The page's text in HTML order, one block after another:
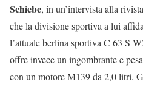
Schiebe, in un’intervista alla
che la divisione sportiva a lui
l’attuale berlina sportiva C 63 S
offre invece un ingombrante e
con un motore M139 da 2,0 litri.